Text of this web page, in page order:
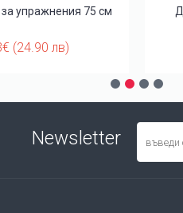
упражнения 75 см
(24.90 лв)
Newsletter